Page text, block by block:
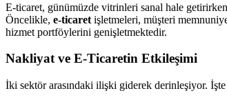
E-ticaret, günümüzde vitrinleri sanal hale
Öncelikle, e-ticaret işletmeleri, müşteri
hizmet portföylerini genişletmektedir.
Nakliyat ve E-Ticaretin Etkileşimi
İki sektör arasındaki ilişki giderek derinleşiyor.